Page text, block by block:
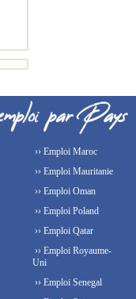
›› Emploi Maroc
›› Emploi Mauritanie
›› Emploi Oman
›› Emploi Poland
›› Emploi Qatar
›› Emploi Royaume-
Uni
›› Emploi Senegal